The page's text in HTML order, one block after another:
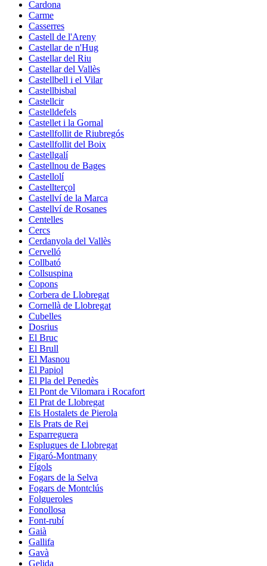
Cardona
Carme
Casserres
Castell de l'Areny
Castellar de n'Hug
Castellar del Riu
Castellar del Vallès
Castellbell i el Vilar
Castellbisbal
Castellcir
Castelldefels
Castellet i la Gornal
Castellfollit de Riubregós
Castellfollit del Boix
Castellgalí
Castellnou de Bages
Castellolí
Castellterçol
Castellví de la Marca
Castellví de Rosanes
Centelles
Cercs
Cerdanyola del Vallès
Cervelló
Collbató
Collsuspina
Copons
Corbera de Llobregat
Cornellà de Llobregat
Cubelles
Dosrius
El Bruc
El Brull
El Masnou
El Papiol
El Pla del Penedès
El Pont de Vilomara i Rocafort
El Prat de Llobregat
Els Hostalets de Pierola
Els Prats de Rei
Esparreguera
Esplugues de Llobregat
Figaró-Montmany
Fígols
Fogars de la Selva
Fogars de Montclús
Folgueroles
Fonollosa
Font-rubí
Gaià
Gallifa
Gavà
Gelida